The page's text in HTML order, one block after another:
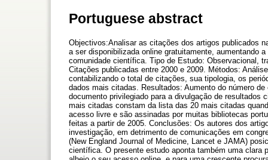
Portuguese abstract
Objectivos:Analisar as citações dos artigos publicados
a ser disponibilizada online gratuitamente, aumentando
comunidade científica. Tipo de Estudo: Observacional,
Citações publicadas entre 2000 e 2009. Métodos:
contabilizando o total de citações, sua tipologia, os
dados mais citadas. Resultados: Aumento do número
documento privilegiado para a divulgação de
mais citadas constam da lista das 20 mais citadas
acesso livre e são assinadas por muitas bibliotecas
feitas a partir de 2005. Conclusões: Os autores dos
investigação, em detrimento de comunicações em
(New England Journal of Medicine, Lancet e JAMA)
científica. O presente estudo aponta também uma clara